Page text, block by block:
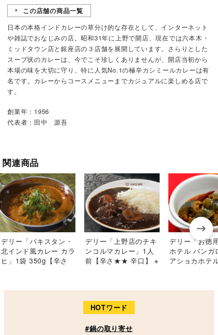
この店舗の商品一覧
日本の本格インドカレーの草分け的な存在として、インターネット
や雑誌でおなじみの店。昭和31年に上野で開店、現在では六本木・
ミッドタウン店と銀座店の３店舗を展開しています。さらりとした
スープ状のカレーは、今でこそ珍しくありませんが、開店当初から
本場の味を大切に守り、特に人気No.1の極辛カシミールカレーは有
名です。カレーからコースメニューまでカジュアルに楽しめる店で
す。
創業年：1956
代表者：田中 源吾
関連商品
デリー「パキスタン・
北インド風カレー カラ
ヒ」1袋 350g【辛さ
デリー「上野店のチキ
ンコルマカレー」1人
前【辛さ★★ 辛口】 ※
デリー「お徳
ホテル バンガ
アショカホテ
220g ※常温
HOTワード
#鍋の取り寄せ